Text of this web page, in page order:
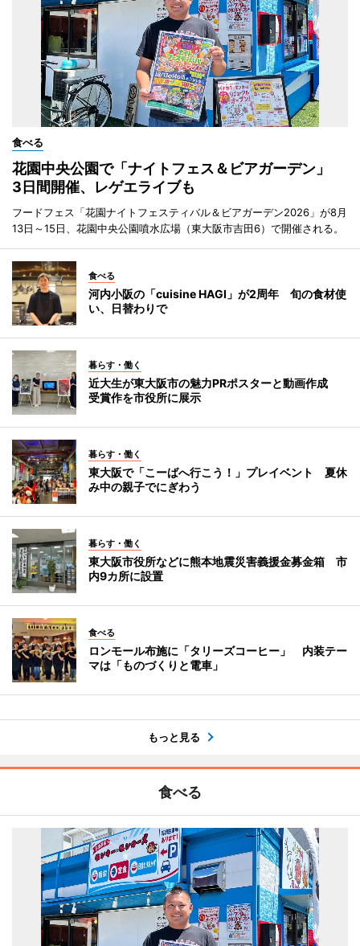
食べる
花園中央公園で「ナイトフェス＆ビアガーデン」
3日間開催、レゲエライブも
フードフェス「花園ナイトフェスティバル＆ビアガーデン2026」が8月
13日～15日、花園中央公園噴水広場（東大阪市吉田6）で開催される。
食べる
河内小阪の「cuisine HAGI」が2周年 旬の食材使
い、日替わりで
暮らす・働く
近大生が東大阪市の魅力PRポスターと動画作成
受賞作を市役所に展示
暮らす・働く
東大阪で「こーばへ行こう！」プレイベント 夏休
み中の親子でにぎわう
暮らす・働く
東大阪市役所などに熊本地震災害義援金募金箱 市
内9カ所に設置
食べる
ロンモール布施に「タリーズコーヒー」 内装テー
マは「ものづくりと電車」
もっと見る
食べる